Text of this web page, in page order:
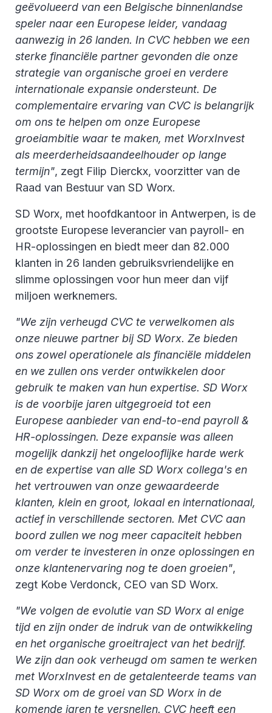
geëvolueerd van een Belgische binnenlandse
speler naar een Europese leider, vandaag
aanwezig in 26 landen. In CVC hebben we een
sterke financiële partner gevonden die onze
strategie van organische groei en verdere
internationale expansie ondersteunt. De
complementaire ervaring van CVC is belangrijk
om ons te helpen om onze Europese
groeiambitie waar te maken, met WorxInvest
als meerderheidsaandeelhouder op lange
termijn", zegt Filip Dierckx, voorzitter van de
Raad van Bestuur van SD Worx.
SD Worx, met hoofdkantoor in Antwerpen, is de
grootste Europese leverancier van payroll- en
HR-oplossingen en biedt meer dan 82.000
klanten in 26 landen gebruiksvriendelijke en
slimme oplossingen voor hun meer dan vijf
miljoen werknemers.
"We zijn verheugd CVC te verwelkomen als
onze nieuwe partner bij SD Worx. Ze bieden
ons zowel operationele als financiële middelen
en we zullen ons verder ontwikkelen door
gebruik te maken van hun expertise. SD Worx
is de voorbije jaren uitgegroeid tot een
Europese aanbieder van end-to-end payroll &
HR-oplossingen. Deze expansie was alleen
mogelijk dankzij het ongelooflijke harde werk
en de expertise van alle SD Worx collega's en
het vertrouwen van onze gewaardeerde
klanten, klein en groot, lokaal en internationaal,
actief in verschillende sectoren. Met CVC aan
boord zullen we nog meer capaciteit hebben
om verder te investeren in onze oplossingen en
onze klantenervaring nog te doen groeien",
zegt Kobe Verdonck, CEO van SD Worx.
"We volgen de evolutie van SD Worx al enige
tijd en zijn onder de indruk van de ontwikkeling
en het organische groeitraject van het bedrijf.
We zijn dan ook verheugd om samen te werken
met WorxInvest en de getalenteerde teams van
SD Worx om de groei van SD Worx in de
komende jaren te versnellen. CVC heeft een